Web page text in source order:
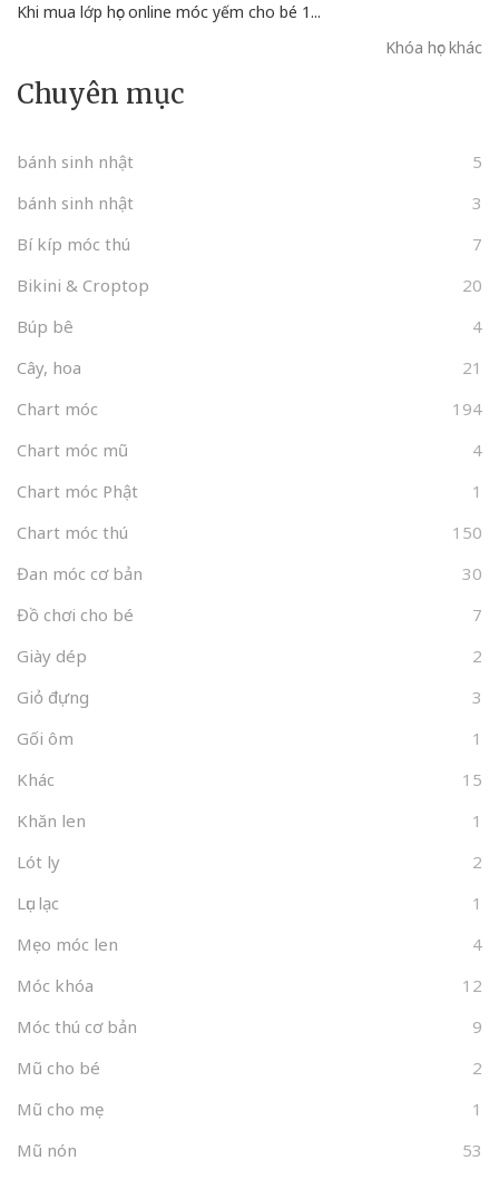
Khi mua lớp học online móc yếm cho bé 1...
Khóa học khác
Chuyên mục
bánh sinh nhật
5
bánh sinh nhật
3
Bí kíp móc thú
7
Bikini & Croptop
20
Búp bê
4
Cây, hoa
21
Chart móc
194
Chart móc mũ
4
Chart móc Phật
1
Chart móc thú
150
Đan móc cơ bản
30
Đồ chơi cho bé
7
Giày dép
2
Giỏ đựng
3
Gối ôm
1
Khác
15
Khăn len
1
Lót ly
2
Lục lạc
1
Mẹo móc len
4
Móc khóa
12
Móc thú cơ bản
9
Mũ cho bé
2
Mũ cho mẹ
1
Mũ nón
53